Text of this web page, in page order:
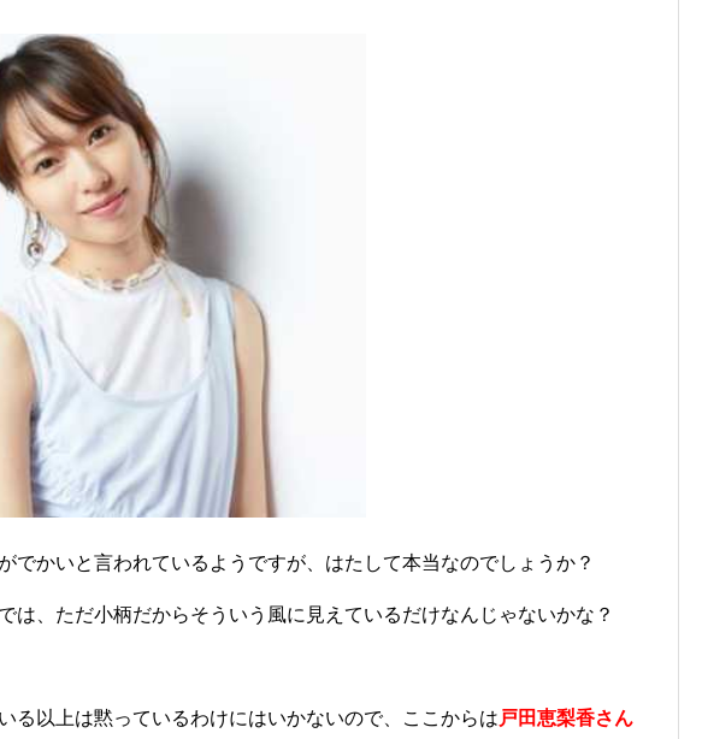
でかいと言われているようですが、はたして本当なのでしょうか？
は、ただ小柄だからそういう風に見えているだけなんじゃないかな？
る以上は黙っているわけにはいかないので、ここからは 戸田恵梨香さん